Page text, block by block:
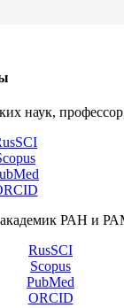
наук,
академик РАН
RusSCI
Scopus
PubMed
ORCID